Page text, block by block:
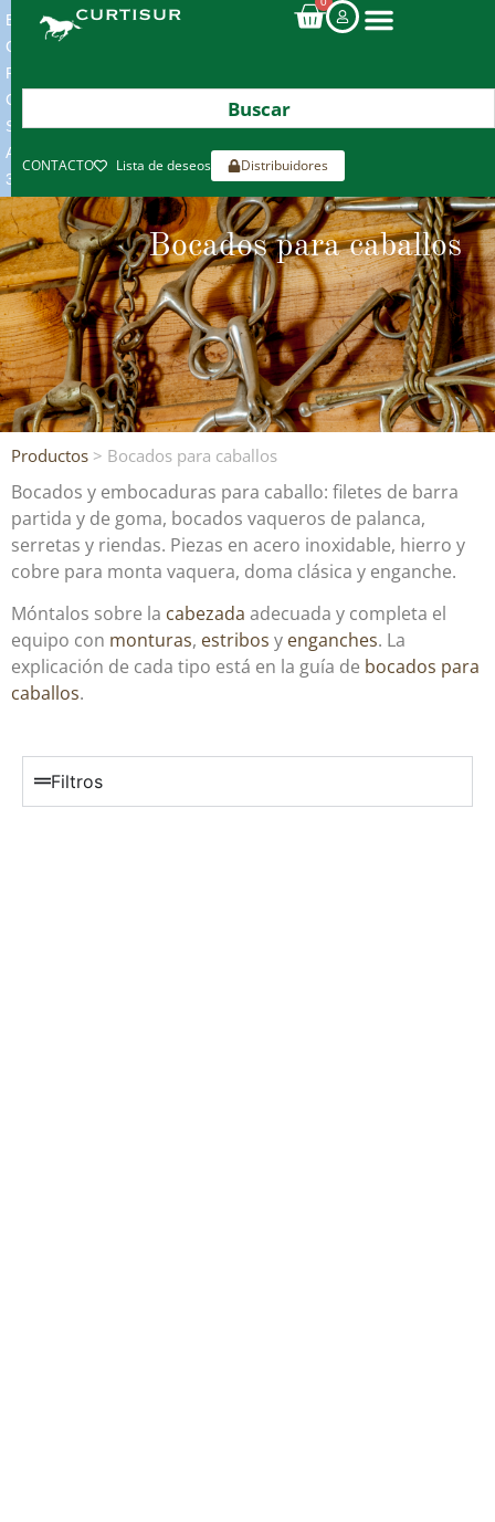
ENVIOS
GRATIS
POR
COMPRAS
SUPERIORES
A
300€*
CONTACTO Lista de deseos Distribuidores
Bocados para caballos
Productos > Bocados para caballos
Bocados y embocaduras para caballo: filetes de barra
partida y de goma, bocados vaqueros de palanca,
serretas y riendas. Piezas en acero inoxidable, hierro y
cobre para monta vaquera, doma clásica y enganche.
Móntalos sobre la cabezada adecuada y completa el
equipo con monturas, estribos y enganches. La
explicación de cada tipo está en la guía de bocados para
caballos.
Filtros